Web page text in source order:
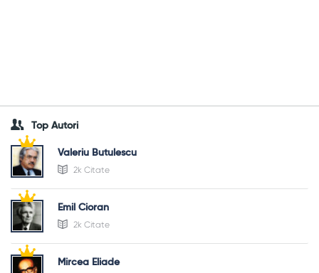
Top Autori
Valeriu Butulescu
2k Citate
Emil Cioran
2k Citate
Mircea Eliade